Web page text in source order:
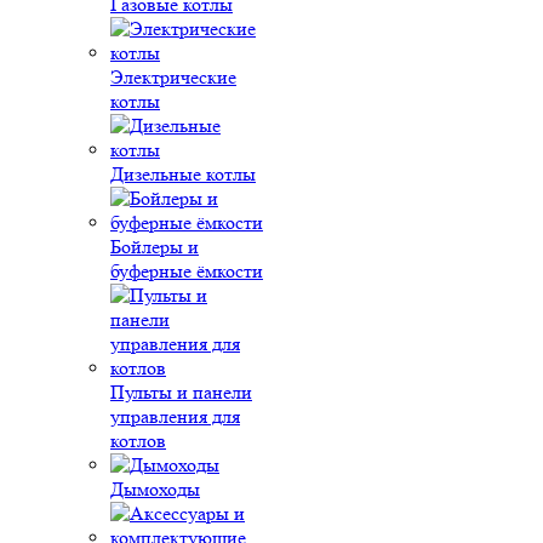
Электрические
котлы
Дизельные котлы
Бойлеры и
буферные ёмкости
Пульты и панели
управления для
котлов
Дымоходы